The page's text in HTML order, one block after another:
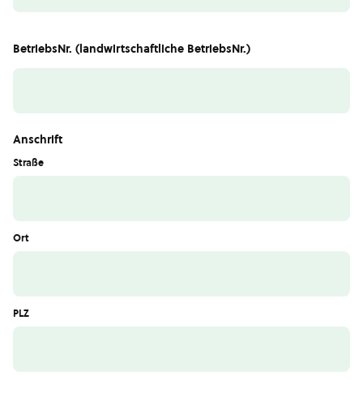
BetriebsNr. (landwirtschaftliche BetriebsNr.)
Anschrift
Straße
Ort
PLZ